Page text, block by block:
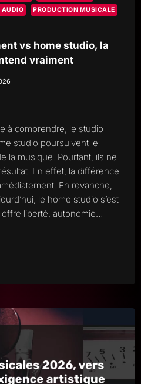
AUDIO
PRODUCTION MUSICALE
vs home studio, la
vraiment
à comprendre, le studio
studio poursuivent le
la musique. Pourtant, ils ne
En effet, la différence
En revanche,
le home studio s’est
liberté, autonomie…